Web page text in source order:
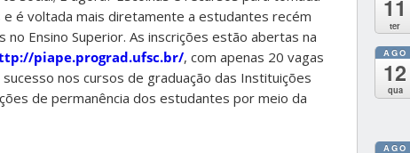
e é voltada mais diretamente a estudantes recém
no Ensino Superior. As inscrições estão abertas na
piape.prograd.ufsc.br/, com apenas 20 vagas
nos cursos de graduação das Instituições
de permanência dos estudantes por meio da
11
ter
AGO
12
qua
AGO